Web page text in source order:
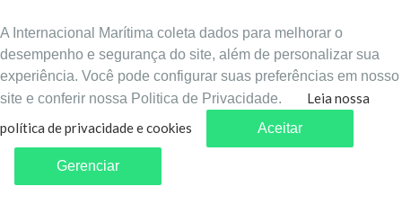
A Internacional Marítima coleta dados para melhorar o
desempenho e segurança do site, além de personalizar sua
experiência. Você pode configurar suas preferências em nosso
site e conferir nossa Politica de Privacidade.
Leia nossa
política de privacidade e cookies
Aceitar
Gerenciar
Copyright © 2022, ITM. Direitos Reservados.